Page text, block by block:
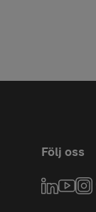
Följ oss